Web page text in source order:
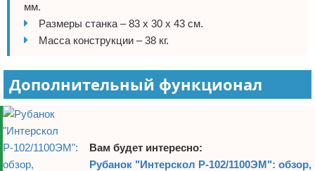
мм.
Размеры станка – 83 х 30 х 43 см.
Масса конструкции – 38 кг.
Дополнительный функционал
Вам будет интересно:
Рубанок "Интерскол Р-102/1100ЭМ": обзор,